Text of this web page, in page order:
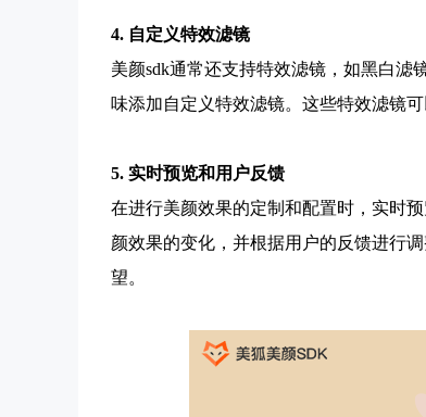
4. 自定义特效滤镜
美颜sdk通常还支持特效滤镜，如黑白滤
味添加自定义特效滤镜。这些特效滤镜
5. 实时预览和用户反馈
在进行美颜效果的定制和配置时，实时
颜效果的变化，并根据用户的反馈进行
望。